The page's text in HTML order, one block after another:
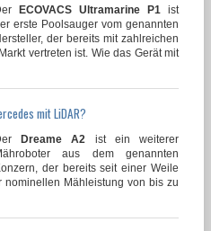
ECOVACS Ultramarine P1 ist
erste Poolsauger vom genannten
der bereits mit zahlreichen
vertreten ist. Wie das Gerät mit
mit LiDAR?
Dreame A2
ist ein weiterer
aus dem genannten
der bereits seit einer Weile
Mähleistung von bis zu